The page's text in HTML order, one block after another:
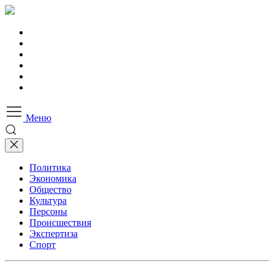
Меню
Политика
Экономика
Общество
Культура
Персоны
Происшествия
Экспертиза
Спорт